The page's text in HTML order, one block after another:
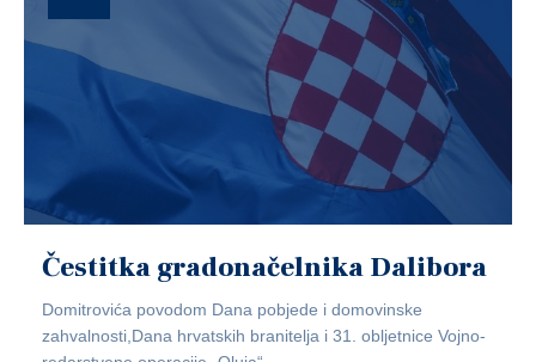
Čestitka gradonačelnika Dalibora
Domitrovića povodom Dana pobjede i domovinske
zahvalnosti,Dana hrvatskih branitelja i 31. obljetnice Vojno-